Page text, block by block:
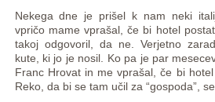
Nekega dne je prišel k nam neki
vpričo mame vprašal, če bi hotel
takoj odgovoril, da ne. Verjetno
kute, ki jo je nosil. Ko pa je par
Franc Hrovat in me vprašal, če bi
Reko, da bi se tam učil za “gospoda”,